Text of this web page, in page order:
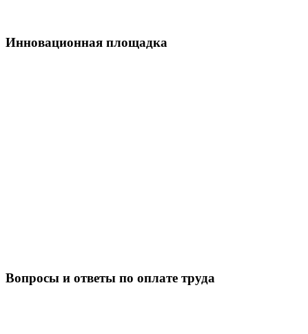
Инновационная площадка
Вопросы и ответы по оплате труда